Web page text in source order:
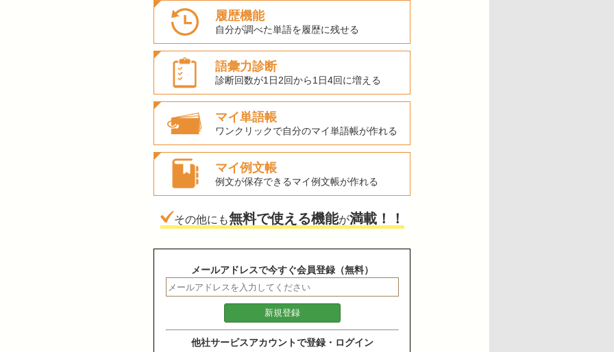
履歴機能
自分が調べた単語を履歴に残せる
語彙力診断
診断回数が1日2回から1日4回に増える
マイ単語帳
ワンクリックで自分のマイ単語帳が作れる
マイ例文帳
例文が保存できるマイ例文帳が作れる
その他にも無料で使える機能が満載！！
メールアドレスで今すぐ会員登録（無料）
他社サービスアカウントで登録・ログイン